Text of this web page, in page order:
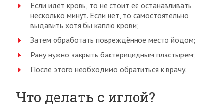
Если идёт кровь, то не стоит её останавливать
несколько минут. Если нет, то самостоятельно
выдавить хотя бы каплю крови;
Затем обработать повреждённое место йодом;
Рану нужно закрыть бактерицидным пластырем;
После этого необходимо обратиться к врачу.
Что делать с иглой?